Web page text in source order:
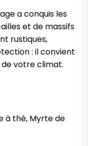
a conquis les
et de massifs
rustiques,
: il convient
votre climat.
à thé, Myrte de